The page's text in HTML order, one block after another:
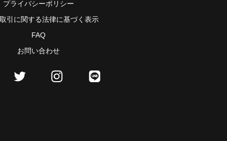
プライバシーポリシー
引に関する法律に基づく表示
FAQ
お問い合わせ